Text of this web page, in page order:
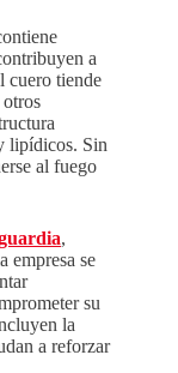
a
cuero tiende
lipídicos. Sin
al fuego
,
empresa se
su
la
a reforzar